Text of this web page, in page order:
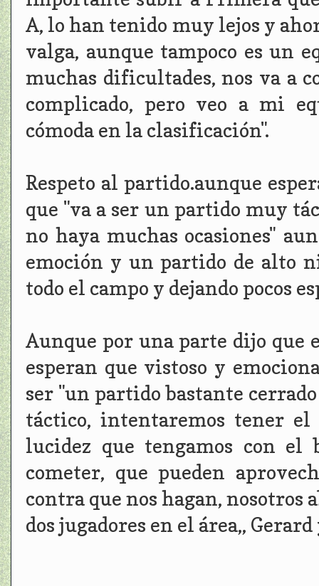
A, lo han tenido muy lejos y
valga, aunque tampoco es un
muchas dificultades, nos va a
complicado, pero veo a mi
cómoda en la clasificación".
Respeto al partido.aunque
que "va a ser un partido muy
no haya muchas ocasiones"
emoción y un partido de alto
todo el campo y dejando pocos
Aunque por una parte dijo que
esperan que vistoso y
ser "un partido bastante cerrado
táctico, intentaremos tener el
lucidez que tengamos con el
cometer, que pueden
contra que nos hagan, nosotros
dos jugadores en el área,,